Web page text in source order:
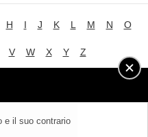
e il suo contrario
H I J K L M N O
V W X Y Z